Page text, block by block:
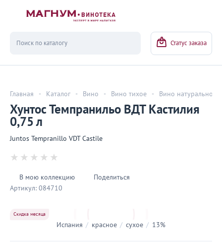
Статус заказа
Главная - Каталог - Вино - Вино тихое - Вино натуральное
Хунтос Темпранильо ВДТ Кастилия
0,75 л
Juntos Tempranillo VDT Castile
В мою коллекцию
Поделиться
Артикул: 084710
Скидка месяца
Испания / красное / сухое / 13%